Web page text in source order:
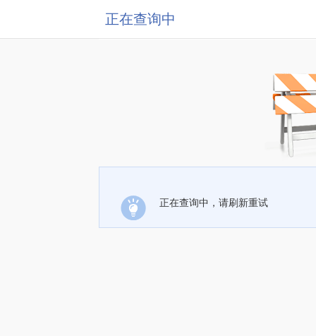
正在查询中
正在查询中，请刷新重试